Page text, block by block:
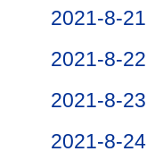
2021-8-21
2021-8-22
2021-8-23
2021-8-24